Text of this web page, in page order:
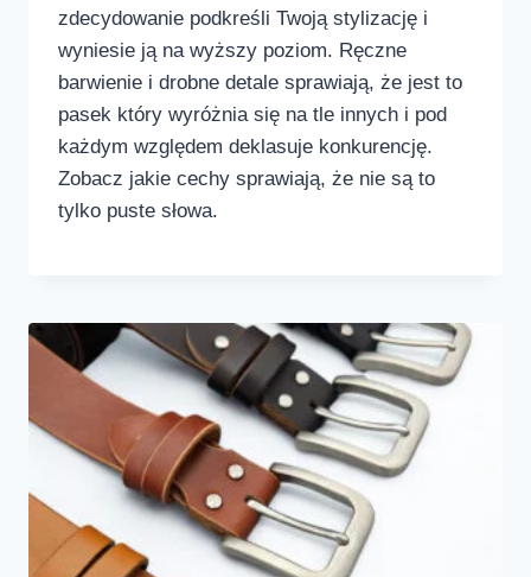
zdecydowanie podkreśli Twoją stylizację i
wyniesie ją na wyższy poziom. Ręczne
barwienie i drobne detale sprawiają, że jest to
pasek który wyróżnia się na tle innych i pod
każdym względem deklasuje konkurencję.
Zobacz jakie cechy sprawiają, że nie są to
tylko puste słowa.